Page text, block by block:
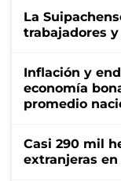
La
trabajadores
Inflación y
economía
promedio
Casi 290 mil
extranjeras